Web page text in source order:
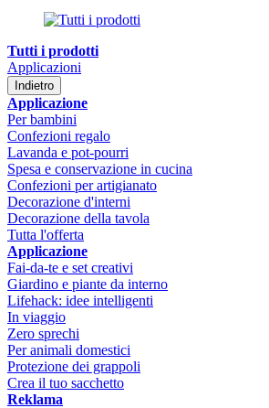
Tutti i prodotti
Applicazioni
Indietro
Applicazione
Per bambini
Confezioni regalo
Lavanda e pot-pourri
Spesa e conservazione in cucina
Confezioni per artigianato
Decorazione d'interni
Decorazione della tavola
Tutta l'offerta
Applicazione
Fai-da-te e set creativi
Giardino e piante da interno
Lifehack: idee intelligenti
In viaggio
Zero sprechi
Per animali domestici
Protezione dei grappoli
Crea il tuo sacchetto
Reklama